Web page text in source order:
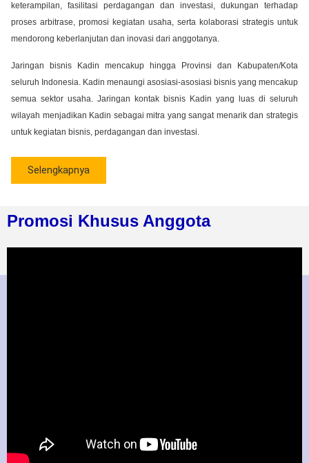
keterampilan, fasilitasi perdagangan dan investasi, dukungan terhadap
proses arbitrase, promosi kegiatan usaha, serta kolaborasi strategis untuk
mendorong keberlanjutan dan inovasi dari anggotanya.
Jaringan bisnis Kadin mencakup hingga Provinsi dan Kabupaten/Kota
seluruh Indonesia. Kadin menaungi asosiasi-asosiasi bisnis yang mencakup
semua sektor usaha. Jaringan kontak bisnis Kadin yang luas di seluruh
wilayah menjadikan Kadin sebagai mitra yang sangat menarik dan strategis
untuk kegiatan bisnis, perdagangan dan investasi.
Selengkapnya
Promosi Khusus Anggota